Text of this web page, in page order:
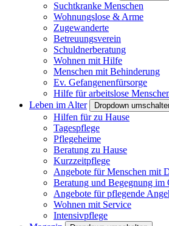
Suchtkranke Menschen
Wohnungslose & Arme
Zugewanderte
Betreuungsverein
Schuldnerberatung
Wohnen mit Hilfe
Menschen mit Behinderung
Ev. Gefangenenfürsorge
Hilfe für arbeitslose
Leben im Alter
Dropdown
Hilfen für zu Hause
Tagespflege
Pflegeheime
Beratung zu Hause
Kurzzeitpflege
Angebote für Menschen mit
Beratung und Begegnung im
Angebote für pflegende
Wohnen mit Service
Intensivpflege